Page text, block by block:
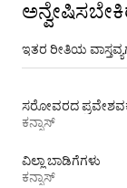
ಇತರ ರೀತಿಯ
ಕನ್ಸಾಸ್
ವಿಲ್ಲಾ ಬಾಡಿಗೆಗಳು
ಕನ್ಸಾಸ್